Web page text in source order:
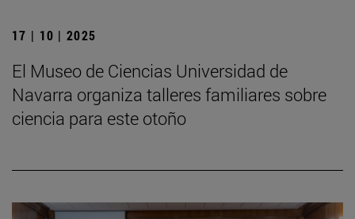
17 | 10 | 2025
El Museo de Ciencias Universidad de
Navarra organiza talleres familiares sobre
ciencia para este otoño